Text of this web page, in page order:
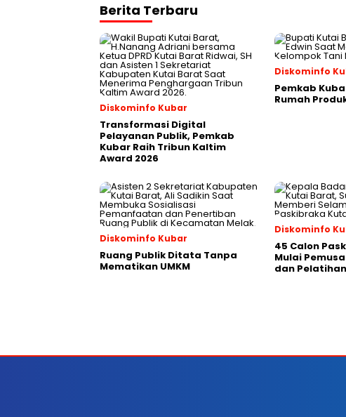
Berita Terbaru
Diskominfo Kubar
Transformasi Digital
Pelayanan Publik, Pemkab
Kubar Raih Tribun Kaltim
Award 2026
Diskominfo
Pemkab
Rumah
Diskominfo Kubar
Ruang Publik Ditata Tanpa
Mematikan UMKM
Diskominfo
45 Calon
Mulai
dan Pelatihan